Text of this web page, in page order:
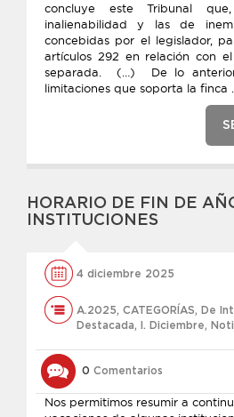
concluye este Tribunal
inalienabilidad y las de
concebidas por el legislador,
artículos 292 en relación con
separada. (…) De lo
limitaciones que soporta la finca
HORARIO DE FIN DE
INSTITUCIONES
4 diciembre 2025
A.2025, CATEGORÍAS, De
Destacada, l. Diciembre,
0 Comentarios
Nos permitimos resumir a